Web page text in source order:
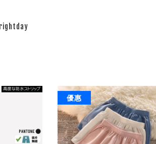
優惠